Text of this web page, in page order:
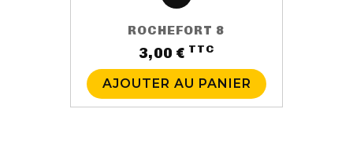
ROCHEFORT 8
3,00 € TTCPrix
AJOUTER AU PANIER